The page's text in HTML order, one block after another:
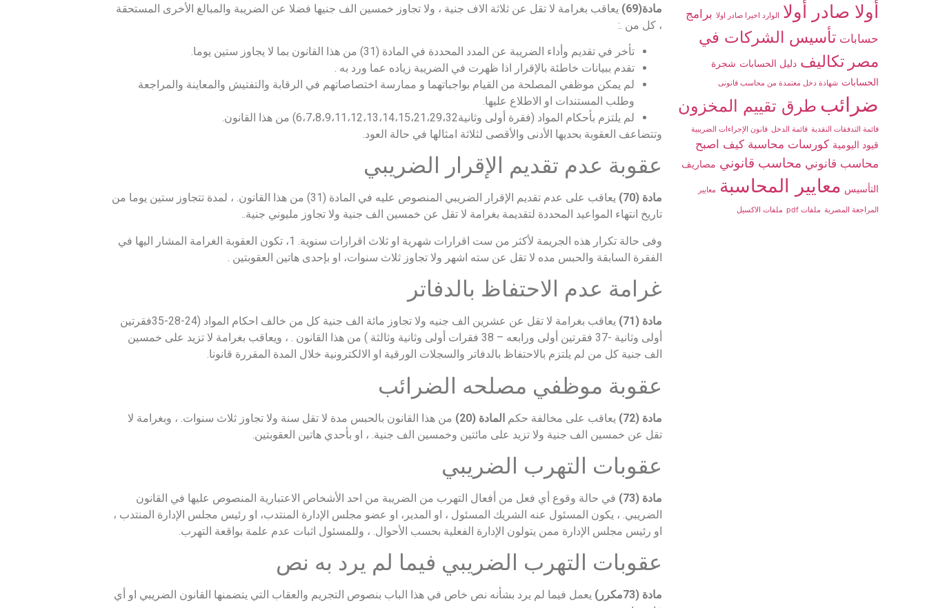
أولا صادر أولا الوارد اخيرا صادر اولا برامج
حسابات تأسيس الشركات في
مصر تكاليف دليل الحسابات شجرة
الحسابات شهادة دخل معتمدة من محاسب قانونى
ضرائب طرق تقييم المخزون
قائمة التدفقات النقدية قائمة الدخل قانون الإجراءات الضريبية
قيود اليومية كورسات محاسبة كيف اصبح
محاسب قانوني محاسب قانوني مصاريف
التأسيس معايير المحاسبة معايير
المراجعة المصرية ملفات pdf ملفات الاكسيل
مادة(69)
يعاقب بغرامة لا تقل عن ثلاثة الاف جنية ، ولا تجاوز خمسين الف جنيها فضلا عن الضريبة والمبالغ الأخرى المستحقة
، كل من .:
تأخر في تقديم وأداء الضريبة عن المدد المحددة في المادة (31) من هذا القانون بما لا يجاوز ستين يوما.
تقدم ببيانات خاطئة بالإقرار اذا ظهرت في الضريبة زياده عما ورد به .
لم يمكن موظفي المصلحة من القيام بواجباتهما و ممارسة اختصاصاتهم في الرقابة والتفتيش والمعاينة والمراجعة
وطلب المستندات او الاطلاع عليها.
لم يلتزم بأحكام المواد (فقرة أولى وثانية6،7،8،9،11،12،13،14،15،21،29،32) من هذا القانون.
وتتضاعف العقوبة بحديها الأدنى والأقصى لثلاثة امثالها في حالة العود.
عقوبة عدم تقديم الإقرار الضريبي
مادة (70)
يعاقب على عدم تقديم الإقرار الضريبي المنصوص عليه في المادة (31) من هذا القانون. ، لمدة تتجاوز ستين يوما من
تاريخ انتهاء المواعيد المحددة لتقديمة بغرامة لا تقل عن خمسين الف جنية ولا تجاوز مليوني جنية..
وفى حالة تكرار هذه الجريمة لأكثر من ست اقرارات شهرية او ثلاث اقرارات سنوية. 1، تكون العقوبة الغرامة المشار اليها في
الفقرة السابقة والحبس مده لا تقل عن سته اشهر ولا تجاوز ثلاث سنوات، او بإحدى هاتين العقوبتين .
غرامة عدم الاحتفاظ بالدفاتر
مادة (71)
يعاقب بغرامة لا تقل عن عشرين الف جنيه ولا تجاوز مائة الف جنية كل من خالف احكام المواد (24-28-35فقرتين
أولى وثانية -37 فقرتين أولى ورابعه – 38 فقرات أولى وثانية وثالثة ) من هذا القانون . ، ويعاقب بغرامة لا تزيد على خمسين
الف جنية كل من لم يلتزم بالاحتفاظ بالدفاتر والسجلات الورقية او الالكترونية خلال المدة المقررة قانونا.
عقوبة موظفي مصلحه الضرائب
مادة (72) يعاقب على مخالفة حكم المادة (20)
من هذا القانون بالحبس مدة لا تقل سنة ولا تجاوز ثلاث سنوات. ، وبغرامة لا
تقل عن خمسين الف جنية ولا تزيد على مائتين وخمسين الف جنية. ، او بأحدي هاتين العقوبتين.
عقوبات التهرب الضريبي
مادة (73)
في حالة وقوع أي فعل من أفعال التهرب من الضريبة من احد الأشخاص الاعتبارية المنصوص عليها في القانون
الضريبي. ، يكون المسئول عنه الشريك المسئول ، او المدير، او عضو مجلس الإدارة المنتدب، او رئيس مجلس الإدارة المنتدب ،
او رئيس مجلس الإدارة ممن يتولون الإدارة الفعلية بحسب الأحوال. ، وللمسئول اثبات عدم علمة بواقعة التهرب.
عقوبات التهرب الضريبي فيما لم يرد به نص
مادة (73مكرر)
يعمل فيما لم يرد بشأنه نص خاص في هذا الباب بنصوص التجريم والعقاب التي يتضمنها القانون الضريبي او أي